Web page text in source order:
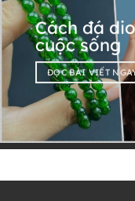
Cách đá
cuộc sống
ĐỌC BÀI VIẾT